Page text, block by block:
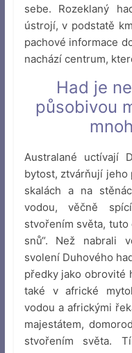
sebe. Rozeklaný
ústrojí, v podstatě
pachové informace
nachází centrum,
Had je
působivou
Australané uctívají
bytost, ztvárňují jeho
skalách a na
vodou, věčně
stvořením světa,
snů“. Než nabrali
svolení Duhového
předky jako obrovité
také v africké
vodou a africkými
majestátem,
stvořením světa.